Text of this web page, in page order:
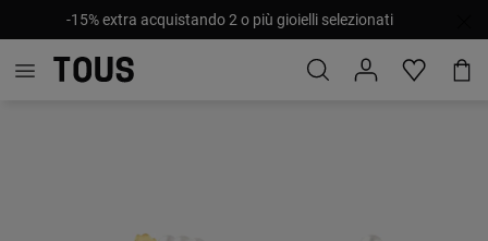
-15% extra acquistando 2 o più gioielli selezionati